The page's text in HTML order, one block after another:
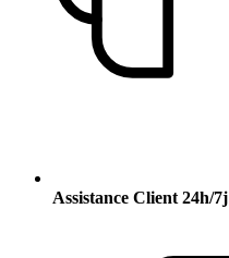
Assistance Client 24h/7j